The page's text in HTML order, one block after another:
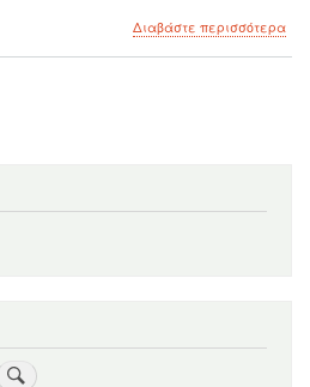
Διαβάστε περισσότεραγια